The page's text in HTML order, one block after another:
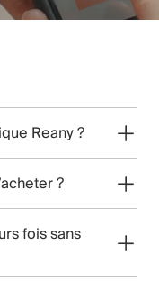
Reany ?
?
fois sans